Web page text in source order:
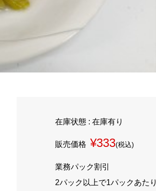
在庫状態 : 在庫有り
販売価格 ¥333(税込)
業務パック割引
2パック以上で1パックあたり